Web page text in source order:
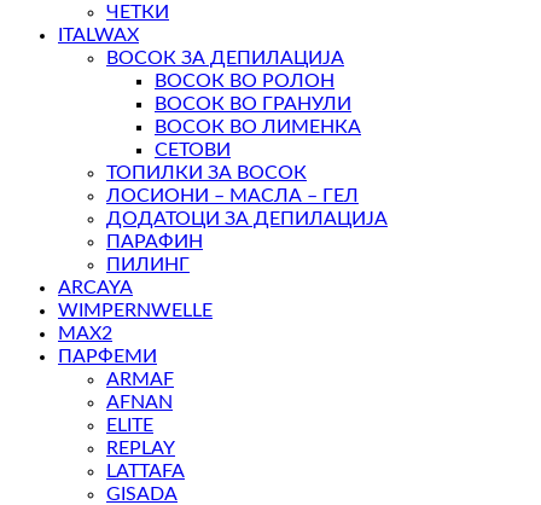
ЧЕТКИ
ITALWAX
ВОСОК ЗА ДЕПИЛАЦИЈА
ВОСОК ВО РОЛОН
ВОСОК ВО ГРАНУЛИ
ВОСОК ВО ЛИМЕНКА
СЕТОВИ
ТОПИЛКИ ЗА ВОСОК
ЛОСИОНИ – МАСЛА – ГЕЛ
ДОДАТОЦИ ЗА ДЕПИЛАЦИЈА
ПАРАФИН
ПИЛИНГ
ARCAYA
WIMPERNWELLE
MAX2
ПАРФЕМИ
ARMAF
AFNAN
ELITE
REPLAY
LATTAFA
GISADA